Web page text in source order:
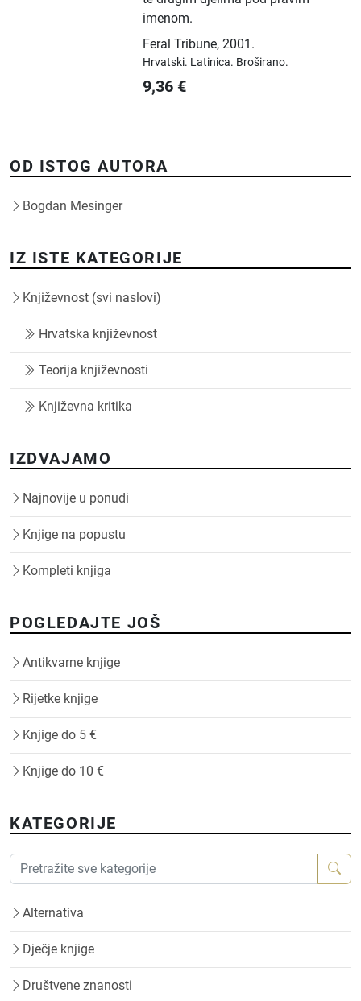
imenom.
Feral Tribune,2001.
Hrvatski. Latinica. Broširano.
9,36 €
OD ISTOG AUTORA
Bogdan Mesinger
IZ ISTE KATEGORIJE
Književnost (svi naslovi)
Hrvatska književnost
Teorija književnosti
Književna kritika
IZDVAJAMO
Najnovije u ponudi
Knjige na popustu
Kompleti knjiga
POGLEDAJTE JOŠ
Antikvarne knjige
Rijetke knjige
Knjige do 5 €
Knjige do 10 €
KATEGORIJE
Alternativa
Dječje knjige
Društvene znanosti